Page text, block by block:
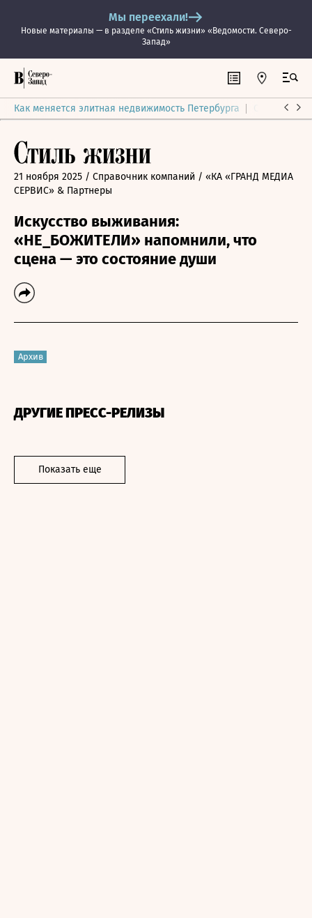
Мы переехали!
Новые материалы — в разделе «Стиль жизни» «Ведомости. Северо-
Запад»
Как меняется элитная недвижимость Петербурга Ситуация
21 ноября 2025 / Справочник компаний / «КА «ГРАНД МЕДИА
СЕРВИС» & Партнеры
Искусство выживания:
«НЕ_БОЖИТЕЛИ» напомнили, что
сцена — это состояние души
Архив
ДРУГИЕ ПРЕСС-РЕЛИЗЫ
Показать еще